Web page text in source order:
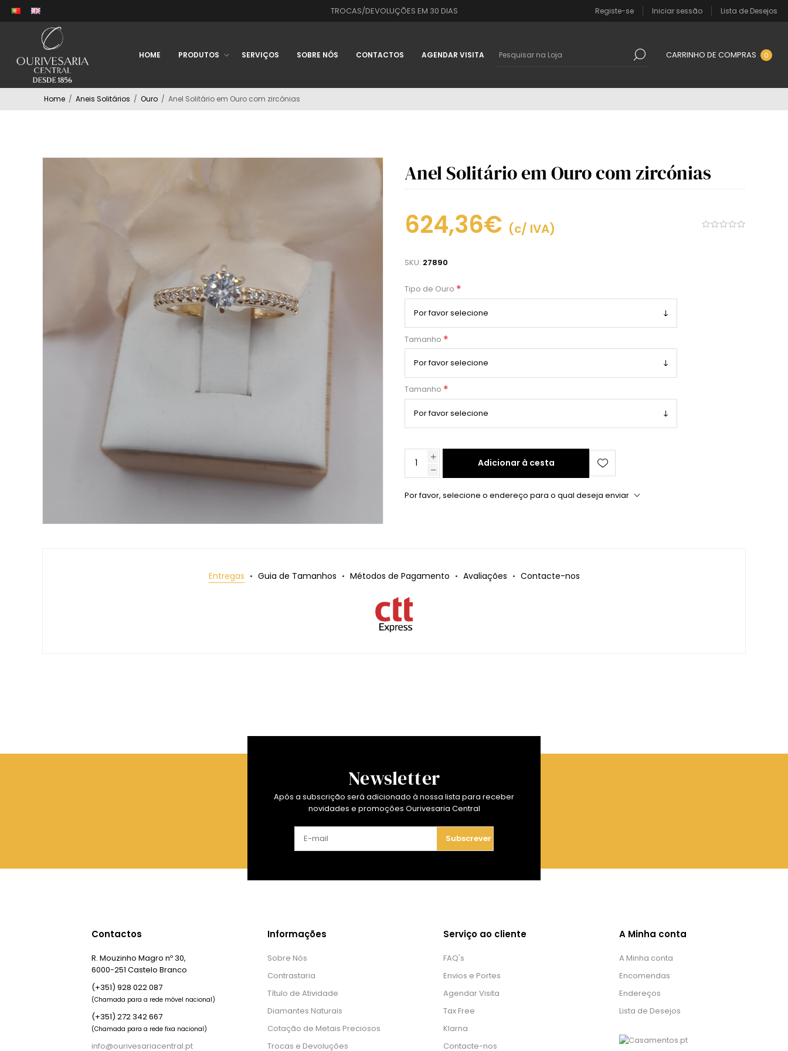
TROCAS/DEVOLUÇÕES EM 30 DIAS Registe-se Iniciar sessão Lista de Desejos
HOME PRODUTOS SERVIÇOS SOBRE NÓS CONTACTOS AGENDAR VISITA CARRINHO DE COMPRAS 0
Home / Aneis Solitários / Ouro / Anel Solitário em Ouro com zircónias
Anel Solitário em Ouro com zircónias
624,36€ (c/ IVA)
SKU: 27890
Tipo de Ouro *
Tamanho *
Tamanho *
Adicionar à cesta
Por favor, selecione o endereço para o qual deseja enviar
Entregas Guia de Tamanhos Métodos de Pagamento Avaliações Contacte-nos
Newsletter
Após a subscrição será adicionado à nossa lista para receber
novidades e promoções Ourivesaria Central
Subscrever
Contactos
R. Mouzinho Magro nº 30,
6000-251 Castelo Branco
(+351) 928 022 087
(Chamada para a rede móvel nacional)
(+351) 272 342 667
(Chamada para a rede fixa nacional)
info@ourivesariacentral.pt
Informações
Sobre Nós
Contrastaria
Título de Atividade
Diamantes Naturais
Cotação de Metais Preciosos
Trocas e Devoluções
Serviço ao cliente
FAQ's
Envios e Portes
Agendar Visita
Tax Free
Klarna
Contacte-nos
A Minha conta
A Minha conta
Encomendas
Endereços
Lista de Desejos